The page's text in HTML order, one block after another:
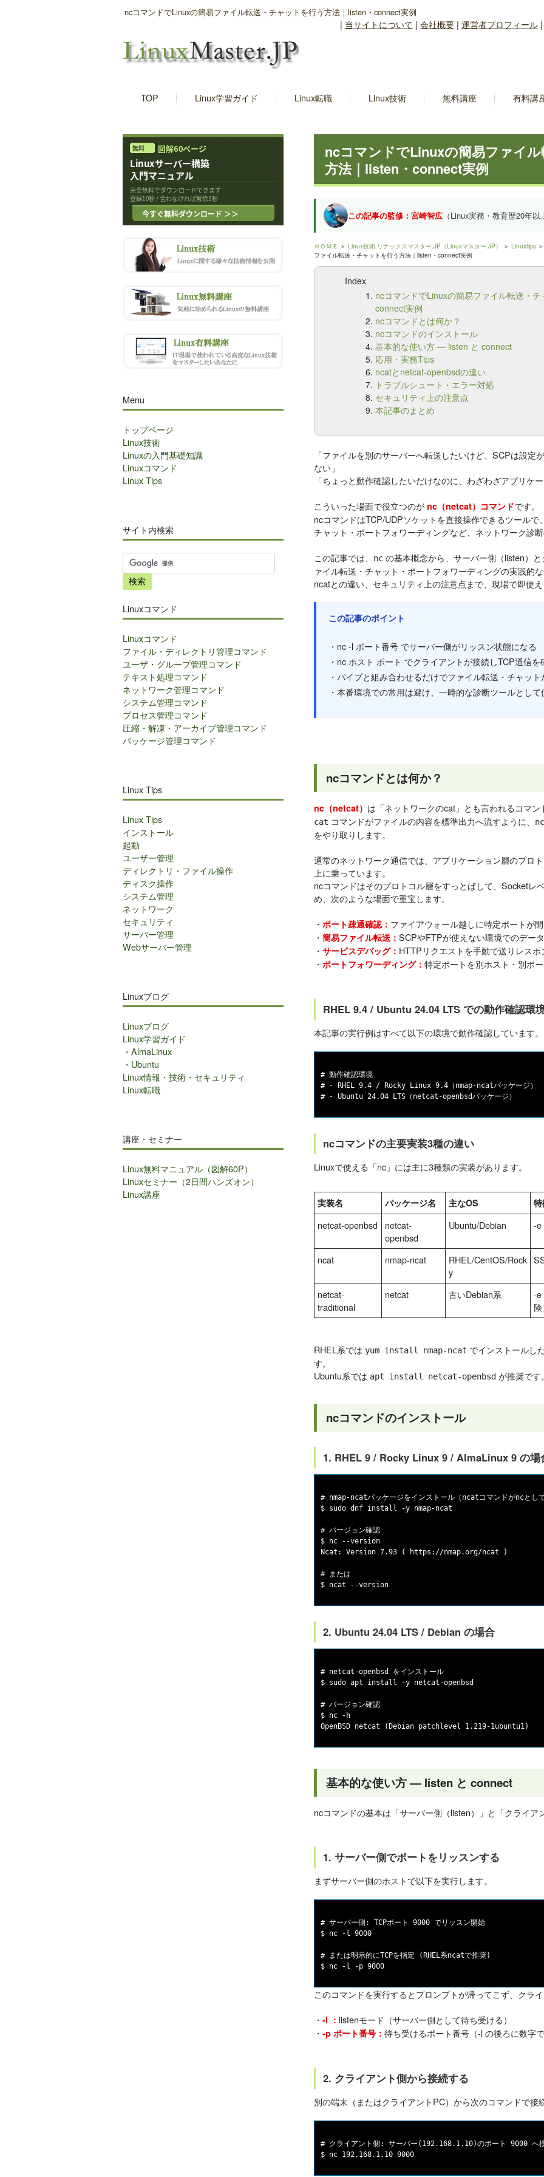
ncコマンドでLinuxの簡易ファイル転送・チャットを行う方法｜listen・connect実例
| 当サイトについて | 会社概要 | 運営者プロフィール |
TOP Linux学習ガイド Linux転職 Linux技術 無料講座 有料講
ncコマンドでLinuxの簡易ファイ
方法｜listen・connect実例
この記事の監修：宮崎智広（Linux実務・教育歴20年以
ＨＯＭＥ ＞ Linux技術 リナックスマスター.JP（Linuxマスター.JP） ＞ Linuxtips ＞
ファイル転送・チャットを行う方法｜listen・connect実例
Index
ncコマンドでLinuxの簡易ファイル転送・チ
connect実例
ncコマンドとは何か？
ncコマンドのインストール
基本的な使い方 — listen と connect
応用・実務Tips
ncatとnetcat-openbsdの違い
トラブルシュート・エラー対処
セキュリティ上の注意点
本記事のまとめ
「ファイルを別のサーバーへ転送したいけど、SCPは設
ない」
「ちょっと動作確認したいだけなのに、わざわざアプリケ
こういった場面で役立つのが nc（netcat）コマンドです。
ncコマンドはTCP/UDPソケットを直接操作できるツール
チャット・ポートフォワーディングなど、ネットワーク診
この記事では、
nc の基本概念から、サーバー側（listen）
ァイル転送・チャット・ポートフォワーディングの実践的な
ncatとの違い、セキュリティ上の注意点まで、現場で即使え
この記事のポイント
・nc -l ポート番号 でサーバー側がリッスン状態になる
・nc ホスト ポート でクライアントが接続しTCP通信を
・パイプと組み合わせるだけでファイル転送・チャット
・本番環境での常用は避け、一時的な診断ツールとし
ncコマンドとは何か？
nc（netcat） は「ネットワークのcat」とも言われるコマン
cat コマンドがファイルの内容を標準出力へ流すように、 nc
をやり取りします。
通常のネットワーク通信では、アプリケーション層のプロ
上に乗っています。
ncコマンドはそのプロトコル層をすっとばして、Socketレ
め、次のような場面で重宝します。
・ ポート疎通確認： ファイアウォール越しに特定ポートが
・ 簡易ファイル転送： SCPやFTPが使えない環境でのデー
・ サービスデバッグ： HTTPリクエストを手動で送りレスポ
・ ポートフォワーディング： 特定ポートを別ホスト・別ポ
RHEL 9.4 / Ubuntu 24.04 LTS での動作確認環
本記事の実行例はすべて以下の環境で動作確認しています。
# 動作確認環境
# - RHEL 9.4 / Rocky Linux 9.4（nmap-ncatパッケージ）
ncコマンドの主要実装3種の違い
Linuxで使える「nc」には主に3種類の実装があります。
実装名 パッケージ名 主なOS
netcat-openbsd
netcat-
openbsd
Ubuntu/Debian -e
ncat nmap-ncat
RHEL/CentOS/Rock
y
netcat-
traditional
netcat 古いDebian系
-e
険
RHEL系では yum install nmap-ncat でインストールした
す。
Ubuntu系では apt install netcat-openbsd が推奨です。
ncコマンドのインストール
1. RHEL 9 / Rocky Linux 9 / AlmaLinux 9 の場
# nmap-ncatパッケージをインストール（ncatコマンドがncとして
$ sudo dnf install -y nmap-ncat
# バージョン確認
$ nc --version
Ncat: Version 7.93 ( https://nmap.org/ncat )
# または
2. Ubuntu 24.04 LTS / Debian の場合
# netcat-openbsd をインストール
$ sudo apt install -y netcat-openbsd
# バージョン確認
$ nc -h
基本的な使い方 — listen と connect
ncコマンドの基本は「サーバー側（listen）」と「クライア
1. サーバー側でポートをリッスンする
まずサーバー側のホストで以下を実行します。
# サーバー側: TCPポート 9000 でリッスン開始
$ nc -l 9000
# または明示的にTCPを指定 (RHEL系ncatで推奨)
このコマンドを実行するとプロンプトが帰ってこず、クラ
・ -l ： listenモード（サーバー側として待ち受ける）
・ -p ポート番号： 待ち受けるポート番号（-l の後ろに数字
2. クライアント側から接続する
別の端末（またはクライアントPC）から次のコマンドで接
# クライアント側: サーバー(192.168.1.10)のポート 9000 へ
Menu
トップページ
Linux技術
Linuxの入門基礎知識
Linuxコマンド
Linux Tips
サイト内検索
サ
イ
ト
検
索
Linuxコマンド
Linuxコマンド
ファイル・ディレクトリ管理コマンド
ユーザ・グループ管理コマンド
テキスト処理コマンド
ネットワーク管理コマンド
システム管理コマンド
プロセス管理コマンド
圧縮・解凍・アーカイブ管理コマンド
パッケージ管理コマンド
Linux Tips
Linux Tips
インストール
起動
ユーザー管理
ディレクトリ・ファイル操作
ディスク操作
システム管理
ネットワーク
セキュリティ
サーバー管理
Webサーバー管理
Linuxブログ
Linuxブログ
Linux学習ガイド
・ AlmaLinux
・ Ubuntu
Linux情報・技術・セキュリティ
Linux転職
講座・セミナー
Linux無料マニュアル（図解60P）
Linuxセミナー（2日間ハンズオン）
Linux講座